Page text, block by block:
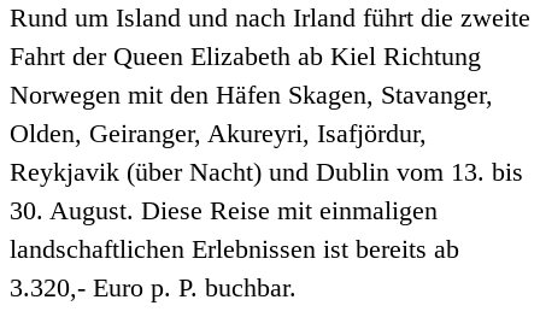
Rund um Island und nach Irland führt die zweite
Fahrt der Queen Elizabeth ab Kiel Richtung
Norwegen mit den Häfen Skagen, Stavanger,
Olden, Geiranger, Akureyri, Isafjördur,
Reykjavik (über Nacht) und Dublin vom 13. bis
30. August. Diese Reise mit einmaligen
landschaftlichen Erlebnissen ist bereits ab
3.320,- Euro p. P. buchbar.